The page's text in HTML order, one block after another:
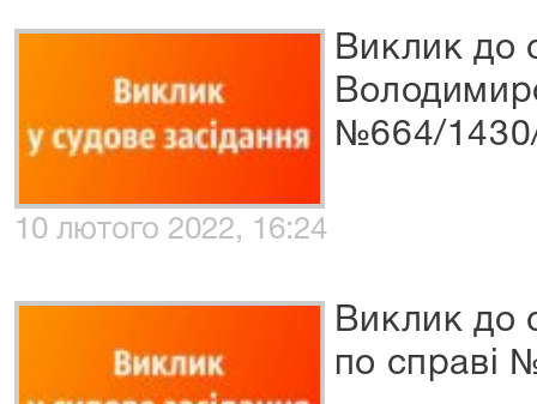
Виклик до
№664/
10 лютого 2022, 16:24
Виклик до
по справі